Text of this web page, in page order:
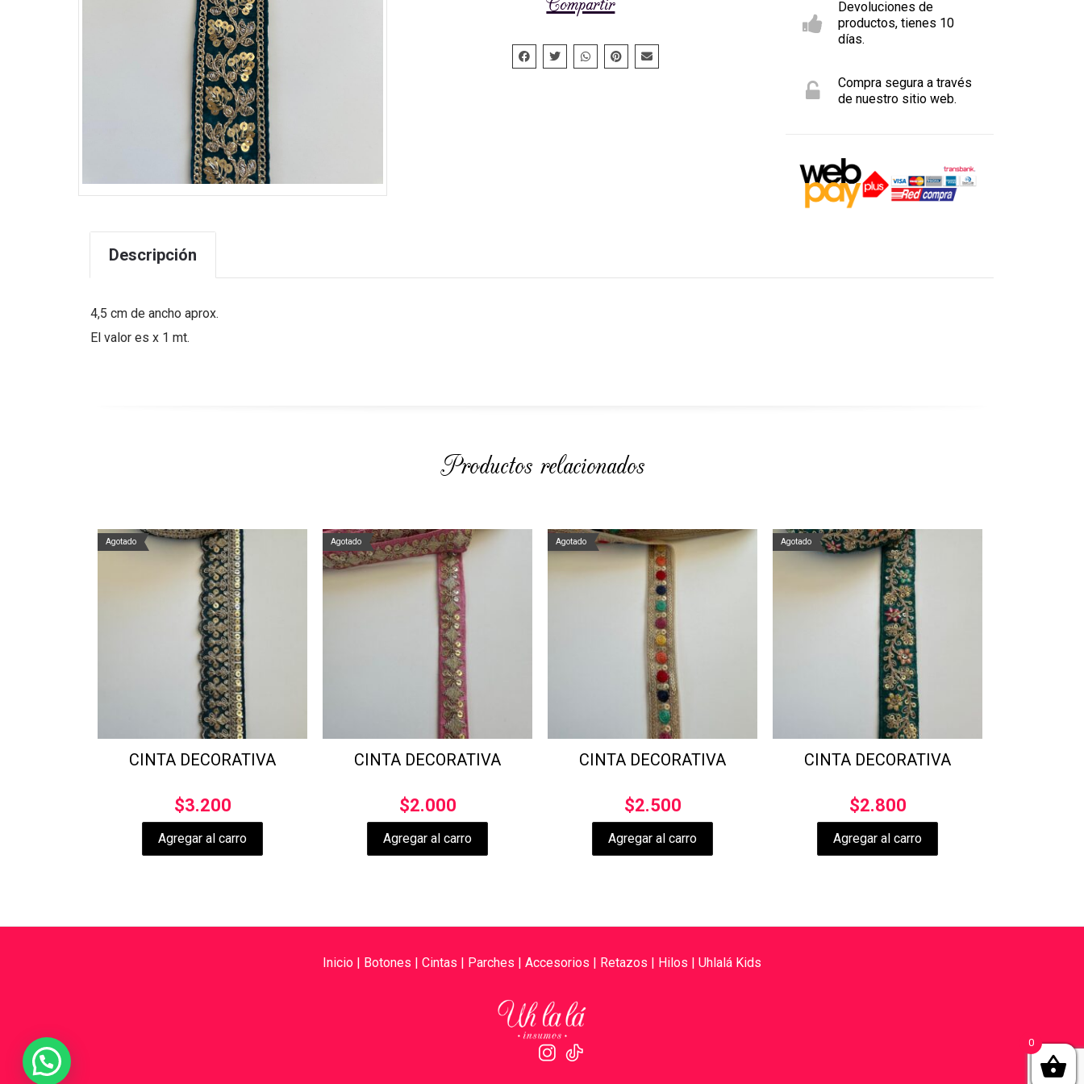
Devoluciones de
productos, tienes 10
días.
Compra segura a través
de nuestro sitio web.
Descripción
4,5 cm de ancho aprox.
El valor es x 1 mt.
Productos relacionados
Agotado
CINTA DECORATIVA
$3.200
Agregar al carro
Agotado
CINTA DECORATIVA
$2.000
Agregar al carro
Agotado
CINTA DECORATIVA
$2.500
Agregar al carro
Agotado
CINTA DECORATIVA
$2.800
Agregar al carro
Inicio | Botones | Cintas | Parches | Accesorios | Retazos | Hilos | Uhlalá Kids
0